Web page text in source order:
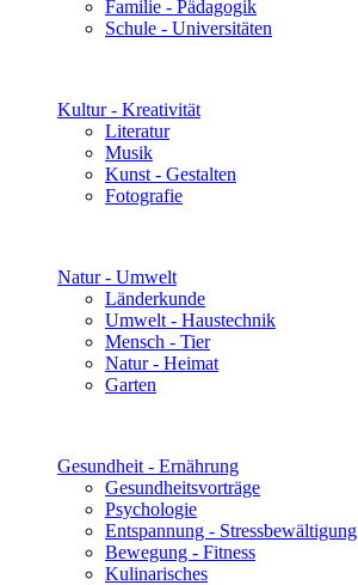
Familie - Pädagogik
Schule - Universitäten
Kultur - Kreativität
Literatur
Musik
Kunst - Gestalten
Fotografie
Natur - Umwelt
Länderkunde
Umwelt - Haustechnik
Mensch - Tier
Natur - Heimat
Garten
Gesundheit - Ernährung
Gesundheitsvorträge
Psychologie
Entspannung - Stressbewältigung
Bewegung - Fitness
Kulinarisches